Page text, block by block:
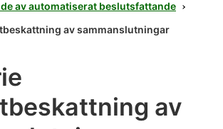
av automatiserat beslutsfattande
av sammanslutningar
av